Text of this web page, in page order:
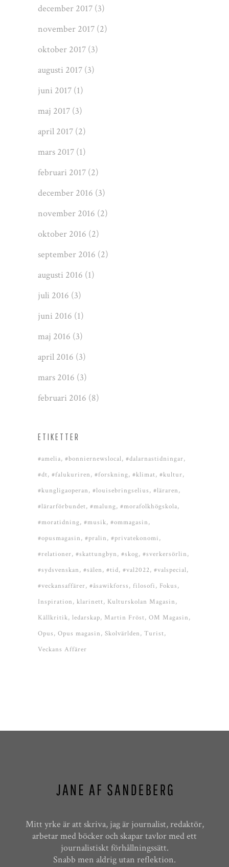
december 2017 (3)
november 2017 (2)
oktober 2017 (3)
augusti 2017 (3)
juni 2017 (1)
maj 2017 (3)
april 2017 (2)
mars 2017 (1)
februari 2017 (2)
december 2016 (3)
november 2016 (2)
oktober 2016 (2)
september 2016 (2)
augusti 2016 (1)
juli 2016 (3)
juni 2016 (1)
maj 2016 (3)
april 2016 (3)
mars 2016 (3)
februari 2016 (8)
ETIKETTER
#amelia #bonniernewslocal #dalarnastidningar
#dt #falukuriren #forskning #klimat #kultur
#kungligaoperan #louisebringselius #läraren
#lärarförbundet #malung #morafolkhögskola
#moratidning #musik #ommagasin
#opusmagasin #pralin #privatekonomi
#relationer #skattungbyn #skog #sverkersörlin
#sydsvenskan #sälen #tid #val2022 #valspecial
#veckansaffärer #åsawikforss filosofi
Fokus
Inspiration klarinett Kulturskolan Magasin
Källkritik ledarskap Martin Fröst OM Magasin
Opus Opus magasin Skolvärlden Turist
Veckans Affärer
Mitt yrke är att skriva, jag är journalist, redaktör,
arbetar med böcker och skapar tavlor med ett
journalistiskt förhållningssätt.
Snabb men aldrig utan reflektion.